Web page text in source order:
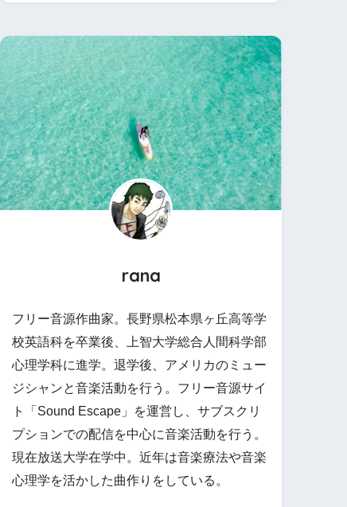
rana
フリー音源作曲家。長野県松本県ヶ丘高等学
校英語科を卒業後、上智大学総合人間科学部
心理学科に進学。退学後、アメリカのミュー
ジシャンと音楽活動を行う。フリー音源サイ
ト「Sound Escape」を運営し、サブスクリ
プションでの配信を中心に音楽活動を行う。
現在放送大学在学中。近年は音楽療法や音楽
心理学を活かした曲作りをしている。